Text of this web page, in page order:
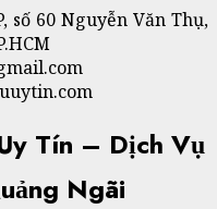
số 60 Nguyễn Văn Thụ,
Tín – Dịch Vụ
Ngãi